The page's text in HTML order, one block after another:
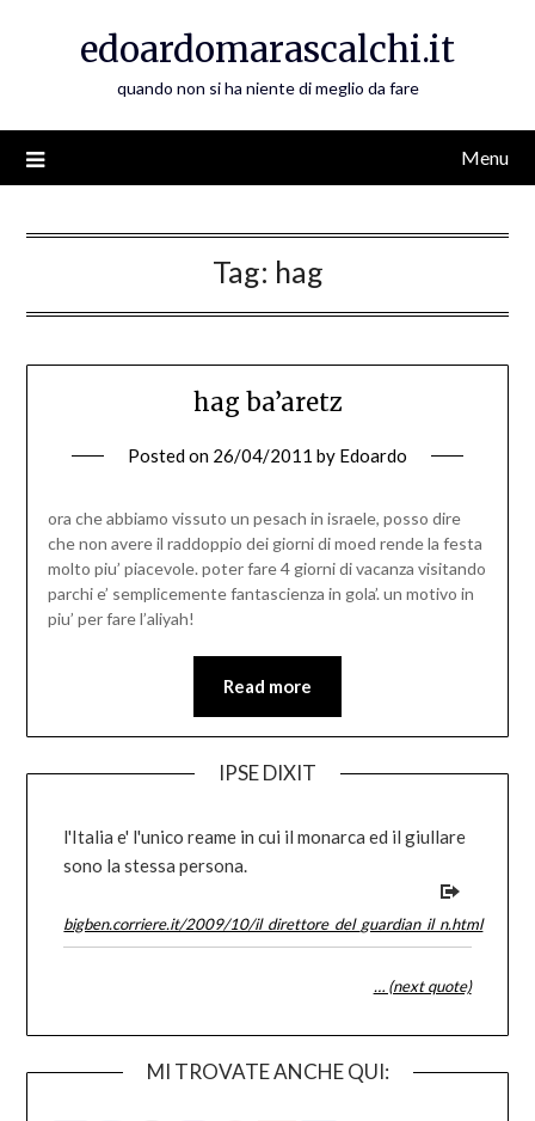
edoardomarascalchi.it
quando non si ha niente di meglio da fare
Menu
Tag: hag
hag ba’aretz
Posted on 26/04/2011 by Edoardo
ora che abbiamo vissuto un pesach in israele, posso dire
che non avere il raddoppio dei giorni di moed rende la festa
molto piu’ piacevole. poter fare 4 giorni di vacanza visitando
parchi e’ semplicemente fantascienza in gola’. un motivo in
piu’ per fare l’aliyah!
Read more
IPSE DIXIT
l'Italia e' l'unico reame in cui il monarca ed il giullare
sono la stessa persona.
bigben.corriere.it/2009/10/il_direttore_del_guardian_il_n.html
… (next quote)
MI TROVATE ANCHE QUI: